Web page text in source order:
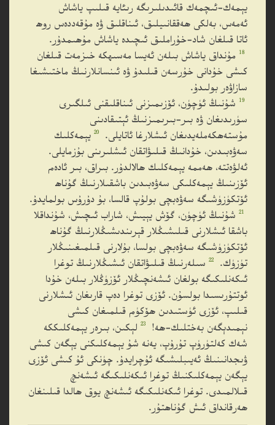
يېمەك-ئىچمەك قائىدىلىرىگە رىئايە قىلىپ ياشاش
ئەمەس، بەلكى ھەققانىيلىق، ئىناقلىق ۋە مۇقەددەس روھ
ئاتا قىلغان شاد-خۇراملىق ئىچىدە ياشاش مۇھىمدۇر.
18 مۇنداق ياشاش بىلەن ئەيسا مەسىھكە خىزمەت قىلغان
كىشى خۇدانى خۇرسەن قىلىدۇ ۋە ئىنسانلارنىڭ ماختىشىغا
سازاۋەر بولىدۇ.
19 شۇنىڭ ئۈچۈن، ئۆزىمىزنى ئىناقلىقنى ئىلگىرى
سۈرىدىغان ۋە بىر-بىرىمىزنىڭ ئېتىقادىنى
مۇستەھكەملەيدىغان ئىشلارغا ئاتايلى.
20 يېمەكلىك
سەۋەبىدىن، خۇدانىڭ قىلىۋاتقان ئىشلىرىنى بۇزمايلى.
ئەلۋەتتە، ھەممە يېمەكلىك ھالالدۇر. بىراق، بىر ئادەم
ئۆزىنىڭ يېمەكلىكى سەۋەبىدىن باشقىلارنىڭ گۇناھ
ئۆتكۈزۈشىگە سەۋەبچى بولۇپ قالسا، بۇ دۇرۇس بولمايدۇ.
21 شۇنىڭ ئۈچۈن، گۆش يېيىش، شاراب ئىچىش، شۇنداقلا
باشقا ئىشلارنى قىلىشىڭلار قېرىندىشىڭلارنىڭ گۇناھ
ئۆتكۈزۈشىگە سەۋەبچى بولسا، بۇلارنى قىلمىغىنىڭلار
تۈزۈك.
22 سىلەرنىڭ قىلىۋاتقان ئىشىڭلارنىڭ توغرا
ئىكەنلىكىگە بولغان ئىشەنچىڭلار ئۆزۈڭلار بىلەن خۇدا
ئوتتۇرىسىدا بولسۇن. ئۆزى توغرا دەپ قارىغان ئىشلارنى
قىلىپ، ئۆزى ئۈستىدىن ھۆكۈم قىلمىغان كىشى
نېمىدېگەن بەختلىك-ھە!
23 لېكىن، بىرەر يېمەكلىككە
شەك كەلتۈرۈپ تۇرۇپ، يەنە شۇ يېمەكلىكنى يېگەن كىشى
ۋىجدانىنىڭ ئەيىبلىشىگە ئۇچرايدۇ. چۈنكى ئۇ كىشى ئۆزى
يېگەن يېمەكلىكنىڭ توغرا ئىكەنلىكىگە ئىشەنچ
قىلالمىدى. توغرا ئىكەنلىكىگە ئىشەنچ يوق ھالدا قىلىنغان
ھەرقانداق ئىش گۇناھتۇر.